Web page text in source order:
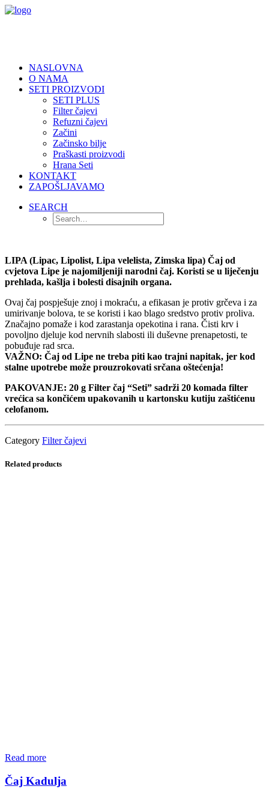
NASLOVNA
O NAMA
SETI PROIZVODI
SETI PLUS
Filter čajevi
Refuzni čajevi
Začini
Začinsko bilje
Praškasti proizvodi
Hrana Seti
KONTAKT
ZAPOŠLJAVAMO
SEARCH
LIPA (Lipac, Lipolist, Lipa velelista, Zimska lipa) Čaj od
cvjetova Lipe je najomiljeniji narodni čaj. Koristi se u liječenju
prehlada, kašlja i bolesti disajnih organa.
Ovaj čaj pospješuje znoj i mokraću, a efikasan je protiv grčeva i za
umirivanje bolova, te se koristi i kao blago sredstvo protiv proliva.
Značajno pomaže i kod zarastanja opekotina i rana. Čisti krv i
povoljno djeluje kod nervnih slabosti ili duševne prenapetosti, te
pobuđuje rad srca.
VAŽNO: Čaj od Lipe ne treba piti kao trajni napitak, jer kod
stalne upotrebe može prouzrokovati srčana oštećenja!
PAKOVANJE: 20 g Filter čaj “Seti” sadrži 20 komada filter
vrećica sa končićem upakovanih u kartonsku kutiju zaštićenu
celofanom.
Category Filter čajevi
Related products
Read more
Čaj Kadulja